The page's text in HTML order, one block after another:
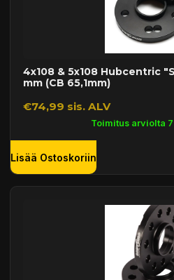
4x108 & 5x108 Hubcentric
mm (CB 65,1mm)
€74,99 sis. ALV
Toimitus arviolta
Lisää Ostoskoriin